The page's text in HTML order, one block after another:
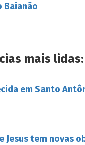
Baianão
mais lidas:
em Santo
Jesus tem novas